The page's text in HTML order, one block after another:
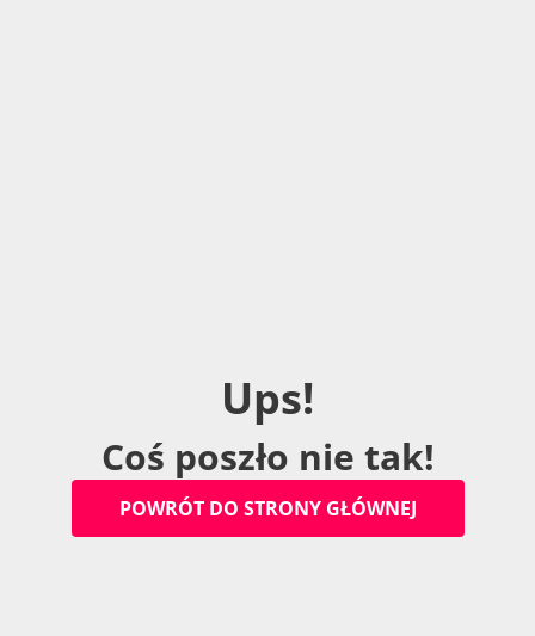
Ups!
Coś poszło nie tak!
POWRÓT DO STRONY GŁÓWNEJ